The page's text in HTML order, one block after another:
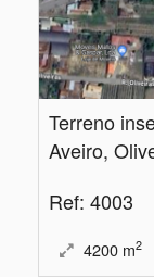
Terreno
Ref: 4003
4200 m2